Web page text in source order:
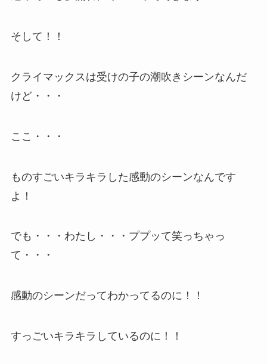
そして！！
クライマックスは受けの子の潮吹きシーンなんだ
けど・・・
ここ・・・
ものすごいキラキラした感動のシーンなんです
よ！
でも・・・わたし・・・ププッて笑っちゃっ
て・・・
感動のシーンだってわかってるのに！！
すっごいキラキラしているのに！！